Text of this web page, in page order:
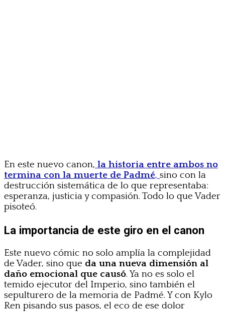
En este nuevo canon, la historia entre ambos no
termina con la muerte de Padmé, sino con la
destrucción sistemática de lo que representaba:
esperanza, justicia y compasión. Todo lo que Vader
pisoteó.
La importancia de este giro en el canon
Este nuevo cómic no solo amplía la complejidad
de Vader, sino que da una nueva dimensión al
daño emocional que causó. Ya no es solo el
temido ejecutor del Imperio, sino también el
sepulturero de la memoria de Padmé. Y con Kylo
Ren pisando sus pasos, el eco de ese dolor